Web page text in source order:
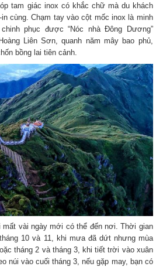
tam giác inox có khắc chữ mà du khách
cùng. Chạm tay vào cột mốc inox là minh
phục được “Nóc nhà Đông Dương”
Liên Sơn, quanh năm mây bao phủ,
bồng lai tiên cảnh.
mất vài ngày mới có thể đến nơi. Thời gian
10 và 11, khi mưa đã dứt nhưng mùa
tháng 2 và tháng 3, khi tiết trời vào xuân
núi vào cuối tháng 3, nếu gặp may, bạn có